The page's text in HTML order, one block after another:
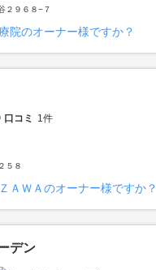
２９６８−７
院のオーナー様ですか？
口コミ 1件
５８
ＡＷＡのオーナー様ですか？
デン